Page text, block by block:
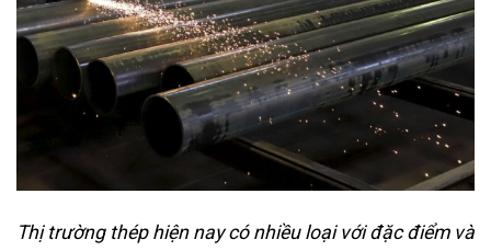
Thị trường thép hiện nay có nhiều loại với đặc điểm và